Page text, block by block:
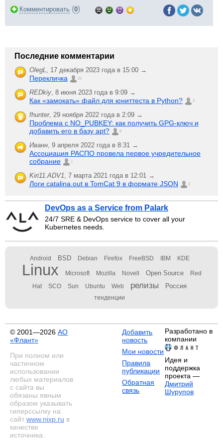
Комментировать (0)
Последние комментарии
OlegL, 17 декабря 2023 года в 15:00 →
Перекличка 21
REDkiy, 8 июня 2023 года в 9:09 →
Как «замокать» файл для юниттеста в Python? 2
fhunter, 29 ноября 2022 года в 2:09 →
Проблема с NO_PUBKEY: как получить GPG-ключ и
добавить его в базу apt?
6
Иванн, 9 апреля 2022 года в 8:31 →
Ассоциация РАСПО провела первое учредительное
собрание
1
Kiri11.ADV1, 7 марта 2021 года в 12:01 →
Логи catalina.out в TomCat 9 в формате JSON 1
DevOps as a Service from Palark
24/7 SRE & DevOps service to cover all your
Kubernetes needs.
Android BSD Debian Firefox FreeBSD IBM KDE
Linux Microsoft Mozilla Novell Open Source Red
Hat SCO Sun Ubuntu Web релизы Россия
тенденции
© 2001—2026 АО
«Флант»
При полном или
частичном
использовании
любых материалов
с сайта вы
обязаны явным
образом указывать
гиперссылку на
сайт www.nixp.ru в
качестве
источника.
Добавить
новость
Мои новости
Правила
публикации
Обратная
связь
Разработано в
компании
Идея и
поддержка
проекта —
Дмитрий
Шурупов